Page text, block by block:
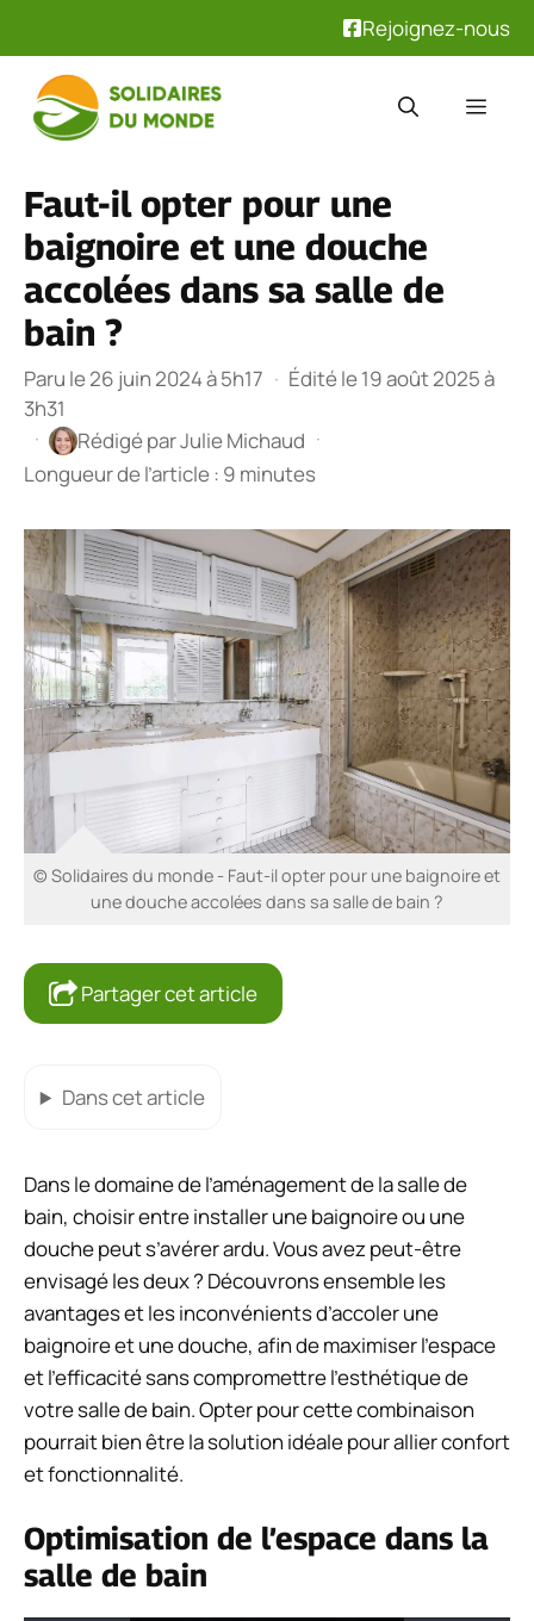
Rejoignez-nous
contenu
Faut-il opter pour une
baignoire et une douche
accolées dans sa salle de
bain ?
Paru le 26 juin 2024 à 5h17 · Édité le 19 août 2025 à
3h31
·
Rédigé parJulie Michaud ·
Longueur de l’article : 9 minutes
© Solidaires du monde - Faut-il opter pour une baignoire et
une douche accolées dans sa salle de bain ?
Partager cet article
Dans cet article
Dans le domaine de l’aménagement de la salle de
bain, choisir entre installer une baignoire ou une
douche peut s’avérer ardu. Vous avez peut-être
envisagé les deux ? Découvrons ensemble les
avantages et les inconvénients d’accoler une
baignoire et une douche, afin de maximiser l’espace
et l’efficacité sans compromettre l’esthétique de
votre salle de bain. Opter pour cette combinaison
pourrait bien être la solution idéale pour allier confort
et fonctionnalité.
Optimisation de l’espace dans la
salle de bain